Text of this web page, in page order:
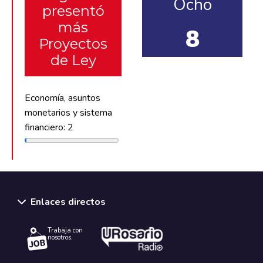
presentó
más
Proyectos
de Ley
Economía, asuntos
monetarios y sistema
financiero: 2
8
Enlaces directos
Trabaja con
nosotros.